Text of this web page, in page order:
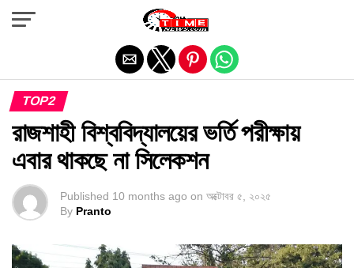
TOP2
রাজশাহী বিশ্ববিদ্যালয়ের ভর্তি পরীক্ষায়
এবার থাকছে না সিলেকশন
Published 10 months ago on অক্টোবর ৫, ২০২৫
By Pranto
Exit mobile version